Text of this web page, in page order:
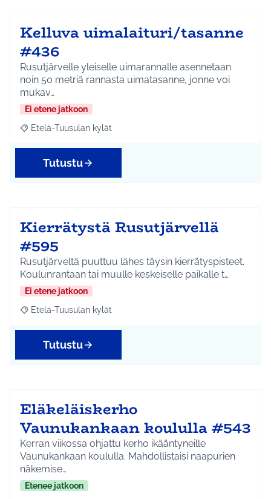
Kelluva uimalaituri/tasanne
#436
Rusutjärvelle yleiselle uimarannalle asennetaan
noin 50 metriä rannasta uimatasanne, jonne voi
mukav…
Ei etene jatkoon
Rajaa tulokset aihepiirin mukaan: Etelä-Tuusulan kylät
Etelä-Tuusulan kylät
Tutustu
Kierrätystä Rusutjärvellä
#595
Rusutjärveltä puuttuu lähes täysin kierrätyspisteet.
Koulunrantaan tai muulle keskeiselle paikalle t…
Ei etene jatkoon
Rajaa tulokset aihepiirin mukaan: Etelä-Tuusulan kylät
Etelä-Tuusulan kylät
Tutustu
Eläkeläiskerho
Vaunukankaan koululla #543
Kerran viikossa ohjattu kerho ikääntyneille
Vaunukankaan koululla. Mahdollistaisi naapurien
näkemise…
Etenee jatkoon